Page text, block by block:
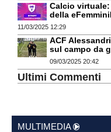
Calcio
della
11/03/2025 12:29
ACF
sul campo da
09/03/2025 20:42
Ultimi Commenti
MULTIMEDIA